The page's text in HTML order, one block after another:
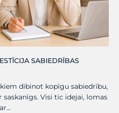
SABIEDRĪBAS
dibinot kopīgu sabiedrību,
Visi tic idejai, lomas